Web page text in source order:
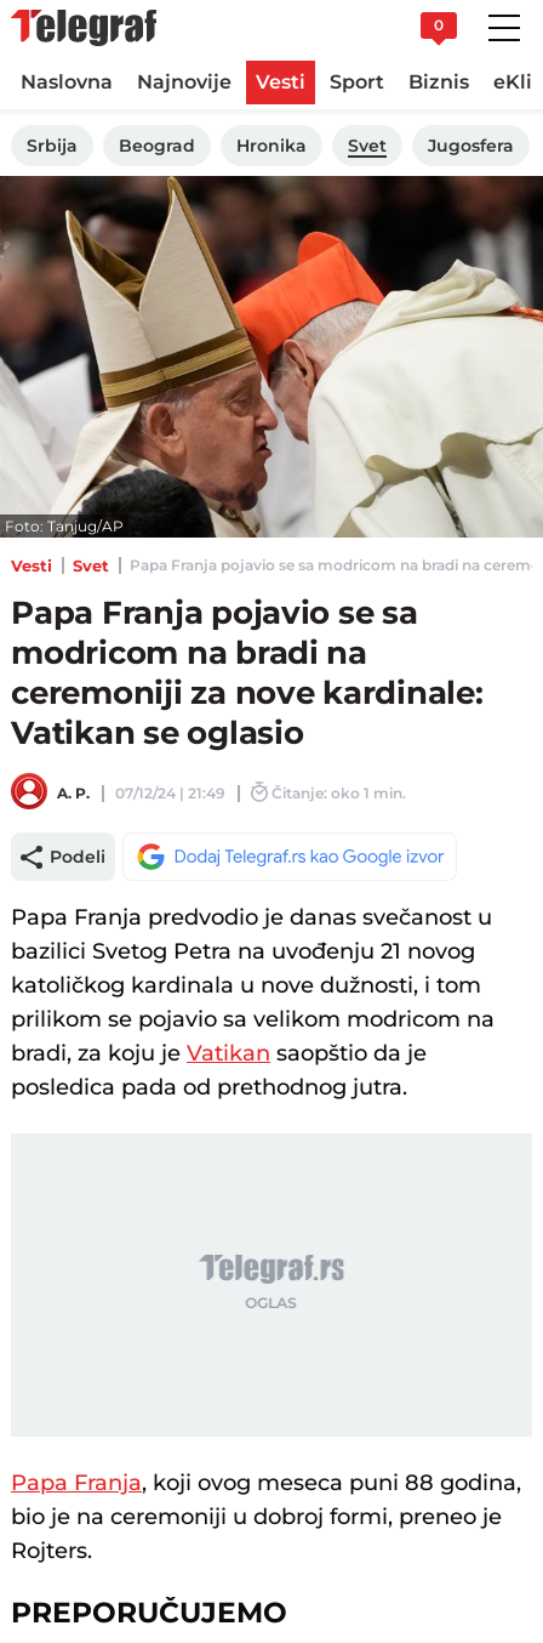
0
Naslovna Najnovije Vesti Sport Biznis
Srbija Beograd Hronika Svet Jugosfera
Foto: Tanjug/AP
Vesti Svet Papa Franja pojavio se sa modricom na bradi na
Papa Franja pojavio se sa
modricom na bradi na
ceremoniji za nove kardinale:
Vatikan se oglasio
A. P. 07/12/24 | 21:49 Čitanje: oko 1 min.
Podeli
Papa Franja predvodio je danas svečanost u
bazilici Svetog Petra na uvođenju 21 novog
katoličkog kardinala u nove dužnosti, i tom
prilikom se pojavio sa velikom modricom na
bradi, za koju jeVatikan saopštio da je
posledica pada od prethodnog jutra.
Papa Franja, koji ovog meseca puni 88 godina,
bio je na ceremoniji u dobroj formi, preneo je
Rojters.
PREPORUČUJEMO